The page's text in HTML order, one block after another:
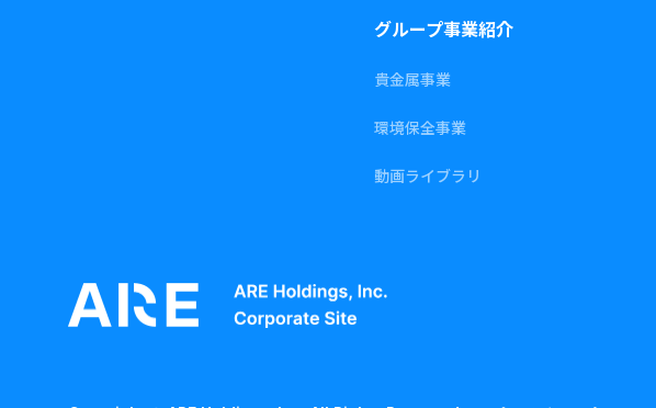
グループ事業紹介
貴金属事業
環境保全事業
動画ライブラリ